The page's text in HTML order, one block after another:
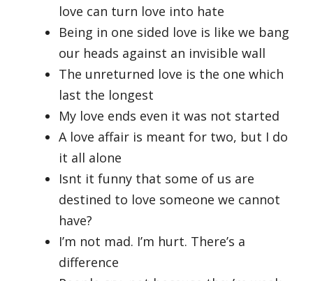
love can turn love into hate
Being in one sided love is like we bang
our heads against an invisible wall
The unreturned love is the one which
last the longest
My love ends even it was not started
A love affair is meant for two, but I do
it all alone
Isnt it funny that some of us are
destined to love someone we cannot
have?
I’m not mad. I’m hurt. There’s a
difference